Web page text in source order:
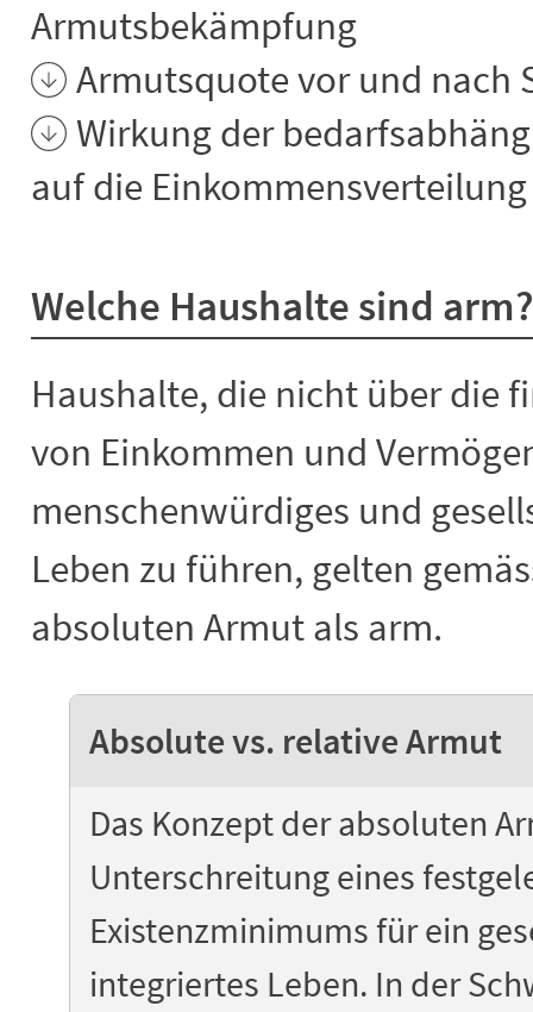
Armutsbekämpfung
Armutsquote vor und nach
Wirkung der
auf die Einkommensverteilung
Welche Haushalte sind arm?
Haushalte, die nicht über die
von Einkommen und
menschenwürdiges und
Leben zu führen, gelten
absoluten Armut als arm.
Absolute vs. relative Armut
Das Konzept der absoluten
Unterschreitung eines
Existenzminimums für ein
integriertes Leben. In der